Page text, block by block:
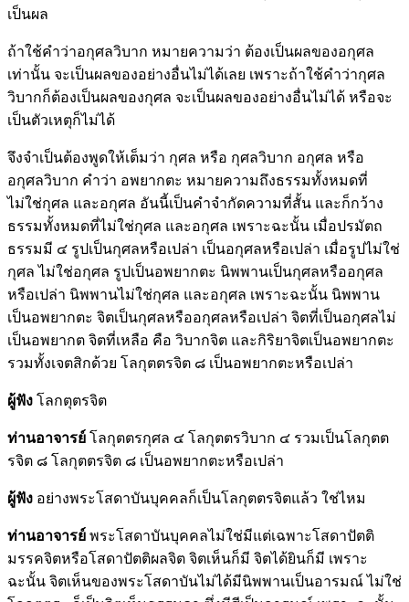
เป็นผล
ถ้าใช้คำว่าอกุศลวิบาก หมายความว่า ต้องเป็นผลของอกุศล
เท่านั้น จะเป็นผลของอย่างอื่นไม่ได้เลย เพราะถ้าใช้คำว่ากุศล
วิบากก็ต้องเป็นผลของกุศล จะเป็นผลของอย่างอื่นไม่ได้ หรือจะ
เป็นตัวเหตุก็ไม่ได้
จึงจำเป็นต้องพูดให้เต็มว่า กุศล หรือ กุศลวิบาก อกุศล หรือ
อกุศลวิบาก คำว่า อพยากตะ หมายความถึงธรรมทั้งหมดที่
ไม่ใช่กุศล และอกุศล อันนี้เป็นคำจำกัดความที่สั้น และก็กว้าง
ธรรมทั้งหมดที่ไม่ใช่กุศล และอกุศล เพราะฉะนั้น เมื่อปรมัตถ
ธรรมมี ๔ รูปเป็นกุศลหรือเปล่า เป็นอกุศลหรือเปล่า เมื่อรูปไม่ใช่
กุศล ไม่ใช่อกุศล รูปเป็นอพยากตะ นิพพานเป็นกุศลหรืออกุศล
หรือเปล่า นิพพานไม่ใช่กุศล และอกุศล เพราะฉะนั้น นิพพาน
เป็นอพยากตะ จิตเป็นกุศลหรืออกุศลหรือเปล่า จิตที่เป็นอกุศลไม่
เป็นอพยากต จิตที่เหลือ คือ วิบากจิต และกิริยาจิตเป็นอพยากตะ
รวมทั้งเจตสิกด้วย โลกุตตรจิต ๘ เป็นอพยากตะหรือเปล่า
ผู้ฟัง โลกตุตรจิต
ท่านอาจารย์ โลกุตตรกุศล ๔ โลกุตตรวิบาก ๔ รวมเป็นโลกุตต
รจิต ๘ โลกุตตรจิต ๘ เป็นอพยากตะหรือเปล่า
ผู้ฟัง อย่างพระโสดาบันบุคคลก็เป็นโลกุตตรจิตแล้ว ใช่ไหม
ท่านอาจารย์ พระโสดาบันบุคคลไม่ใช่มีแต่เฉพาะโสดาปัตติ
มรรคจิตหรือโสดาปัตติผลจิต จิตเห็นก็มี จิตได้ยินก็มี เพราะ
ฉะนั้น จิตเห็นของพระโสดาบันไม่ได้มีนิพพานเป็นอารมณ์ ไม่ใช่